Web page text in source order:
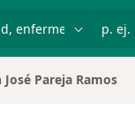
ciudad
José Pareja Ramos